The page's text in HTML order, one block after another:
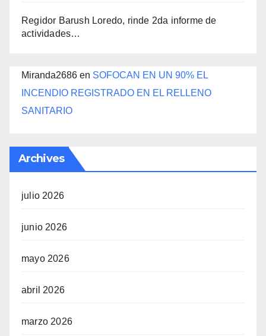
Regidor Barush Loredo, rinde 2da informe de
actividades…
Miranda2686 en SOFOCAN EN UN 90% EL
INCENDIO REGISTRADO EN EL RELLENO
SANITARIO
Archives
julio 2026
junio 2026
mayo 2026
abril 2026
marzo 2026